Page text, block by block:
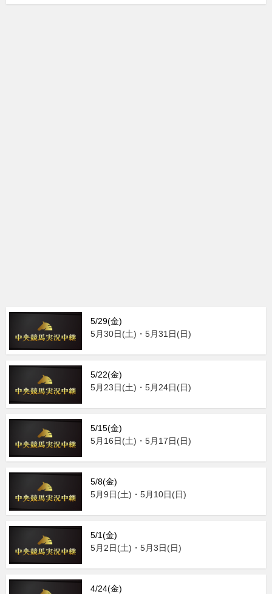
5/29(金)
5月30日(土)・5月31日(日)
5/22(金)
5月23日(土)・5月24日(日)
5/15(金)
5月16日(土)・5月17日(日)
5/8(金)
5月9日(土)・5月10日(日)
5/1(金)
5月2日(土)・5月3日(日)
4/24(金)